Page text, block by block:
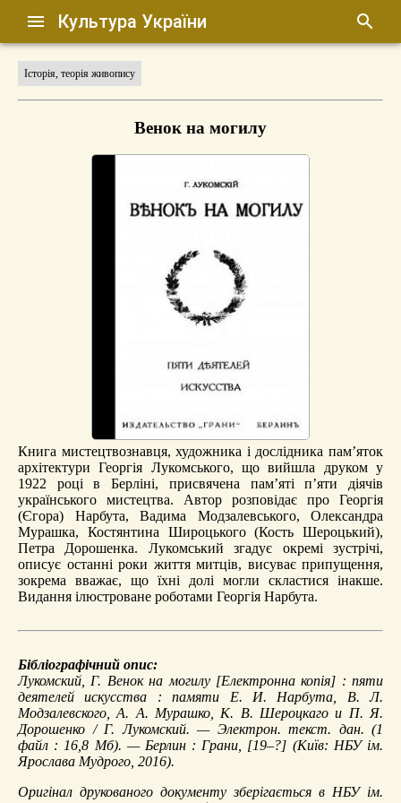
Культура України
Історія, теорія живопису
Венок на могилу
Книга мистецтвознавця, художника і дослідника пам’яток
архітектури Георгія Лукомського, що вийшла друком у
1922 році в Берліні, присвячена пам’яті п’яти діячів
українського мистецтва. Автор розповідає про Георгія
(Єгора) Нарбута, Вадима Модзалевського, Олександра
Мурашка, Костянтина Широцького (Кость Шероцький),
Петра Дорошенка. Лукомський згадує окремі зустрічі,
описує останні роки життя митців, висуває припущення,
зокрема вважає, що їхні долі могли скластися інакше.
Видання ілюстроване роботами Георгія Нарбута.
Бібліографічний опис:
Лукомский, Г. Венок на могилу[Електронна копія] : пяти
деятелей искусства : памяти Е. И. Нарбута, В. Л.
Модзалевского, А. А. Мурашко, К. В. Шероцкаго и П. Я.
Дорошенко / Г. Лукомский. — Электрон. текст. дан. (1
файл : 16,8 Мб). — Берлин : Грани, [19–?] (Київ: НБУ ім.
Ярослава Мудрого, 2016).
Оригінал друкованого документу зберігається в НБУ ім.